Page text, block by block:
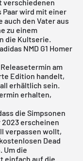
verschiedenen
Paar wird mit einer
den Vater aus
zu einem
die Kultserie.
NMD G1 Homer
am
Edition handelt,
erhältlich sein.
erhalten,
die Simpsonen
erscheinen
verpassen wollt,
Dead
Um die
einfach auf die